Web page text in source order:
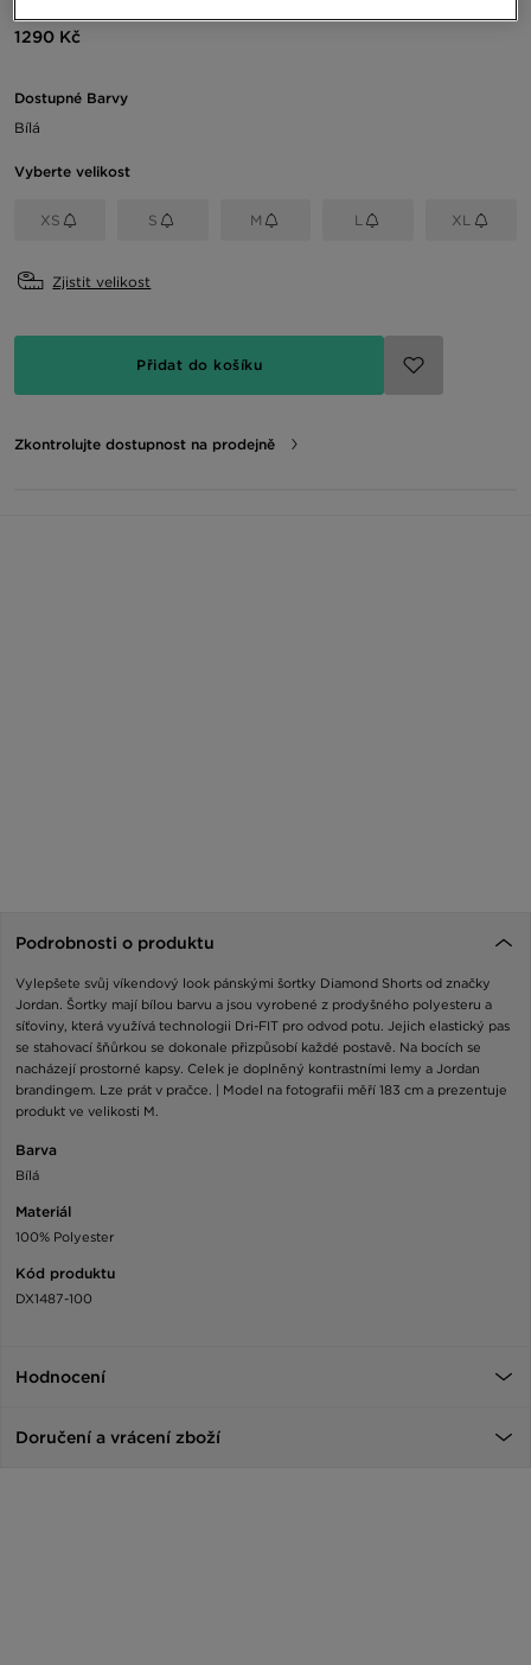
1290 Kč
Dostupné Barvy
Bílá
Vyberte velikost
XS S M L XL
Zjistit velikost
Přidat do košíku
Zkontrolujte dostupnost na prodejně
Podrobnosti o produktu
Vylepšete svůj víkendový look pánskými šortky Diamond Shorts od značky
Jordan. Šortky mají bílou barvu a jsou vyrobené z prodyšného polyesteru a
síťoviny, která využívá technologii Dri-FIT pro odvod potu. Jejich elastický pas
se stahovací šňůrkou se dokonale přizpůsobí každé postavě. Na bocích se
nacházejí prostorné kapsy. Celek je doplněný kontrastními lemy a Jordan
brandingem. Lze prát v pračce. | Model na fotografii měří 183 cm a prezentuje
produkt ve velikosti M.
Barva
Bílá
Materiál
100% Polyester
Kód produktu
DX1487-100
Hodnocení
Doručení a vrácení zboží